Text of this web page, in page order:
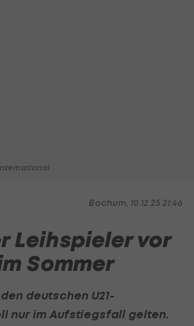
Bochum, 10.12.25 21:46
Leihspieler vor
Sommer
deutschen U21-
nur im Aufstiegsfall gelten.